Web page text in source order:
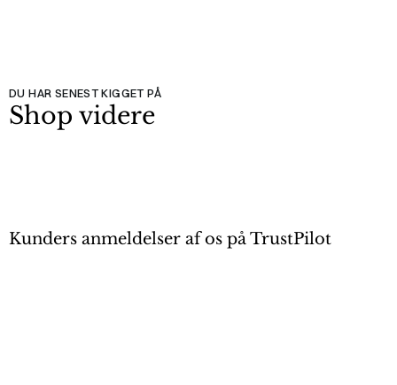
DU HAR SENEST KIGGET PÅ
Shop videre
Kunders anmeldelser af os på TrustPilot